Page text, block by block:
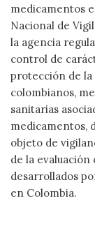
medicamentos
Nacional de
la agencia
control de
protección de la
colombianos,
sanitarias
medicamentos,
objeto de
de la
desarrollados
en Colombia.